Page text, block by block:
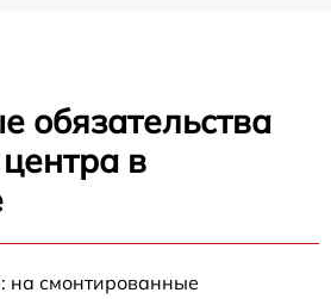
обязательства
в
на смонтированные